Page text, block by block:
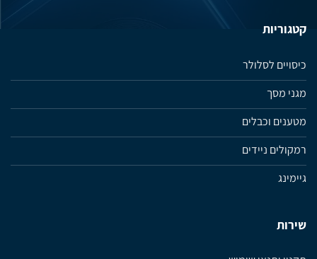
קטגוריות
כיסויים לסלולר
מגני מסך
מטענים וכבלים
רמקולים ניידים
גיימינג
שירות